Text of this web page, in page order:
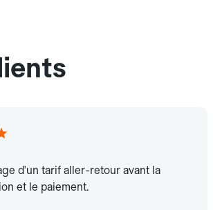
d'un tarif aller-retour avant la
et le paiement.